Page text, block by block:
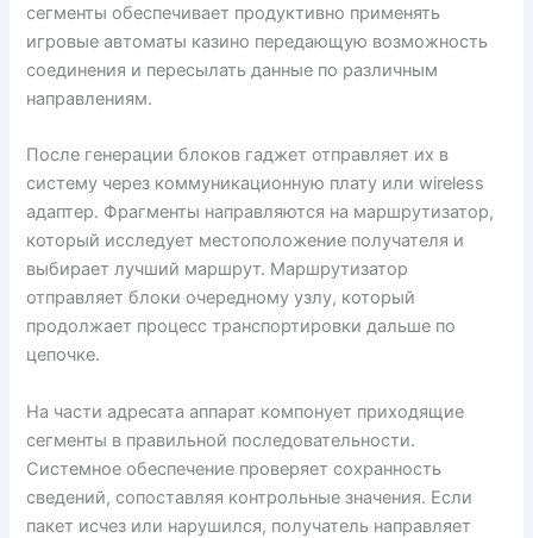
сегменты обеспечивает продуктивно применять
игровые автоматы казино передающую возможность
соединения и пересылать данные по различным
направлениям.
После генерации блоков гаджет отправляет их в
систему через коммуникационную плату или wireless
адаптер. Фрагменты направляются на маршрутизатор,
который исследует местоположение получателя и
выбирает лучший маршрут. Маршрутизатор
отправляет блоки очередному узлу, который
продолжает процесс транспортировки дальше по
цепочке.
На части адресата аппарат компонует приходящие
сегменты в правильной последовательности.
Системное обеспечение проверяет сохранность
сведений, сопоставляя контрольные значения. Если
пакет исчез или нарушился, получатель направляет